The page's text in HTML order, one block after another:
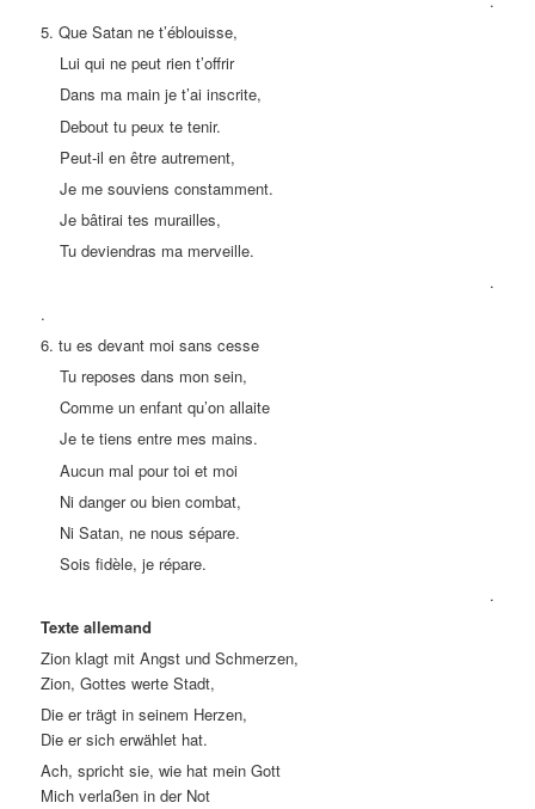
5. Que Satan ne t’éblouisse,
Lui qui ne peut rien t’offrir
Dans ma main je t’ai inscrite,
Debout tu peux te tenir.
Peut-il en être autrement,
Je me souviens constamment.
Je bâtirai tes murailles,
Tu deviendras ma merveille.
.
.
6. tu es devant moi sans cesse
Tu reposes dans mon sein,
Comme un enfant qu’on allaite
Je te tiens entre mes mains.
Aucun mal pour toi et moi
Ni danger ou bien combat,
Ni Satan, ne nous sépare.
Sois fidèle, je répare.
.
Texte allemand
Zion klagt mit Angst und Schmerzen,
Zion, Gottes werte Stadt,
Die er trägt in seinem Herzen,
Die er sich erwählet hat.
Ach, spricht sie, wie hat mein Gott
Mich verlaßen in der Not